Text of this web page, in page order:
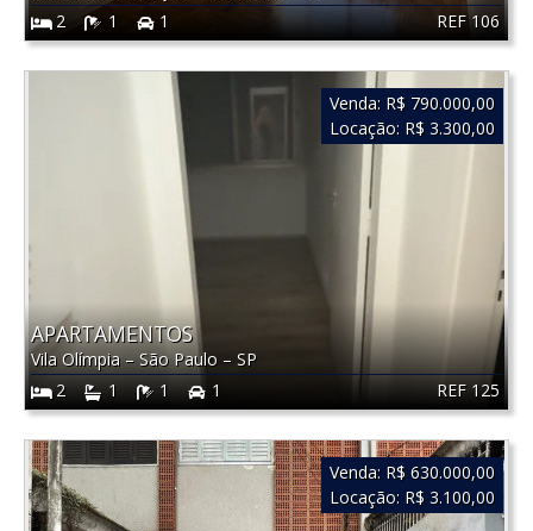
REF 106
2
1 1
REF 125
APARTAMENTOS
Vila Olímpia–São Paulo – SP
2
1 1 1
Venda: R$ 790.000,00
Locação: R$ 3.300,00
Venda: R$ 630.000,00
Locação: R$ 3.100,00